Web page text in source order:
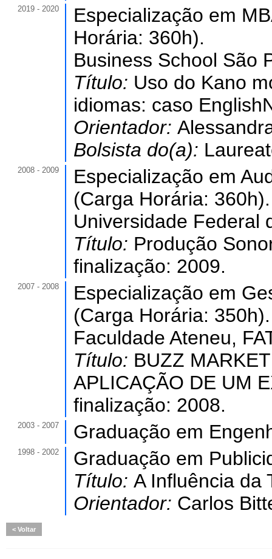
2019 - 2020
Especialização em
Horária: 360h).
Business School São
Título: Uso do Kano
idiomas: caso
Orientador:
Bolsista do(a):
2008 - 2009
Especialização em
(Carga Horária: 360h).
Universidade Federal
Título: Produção
finalização: 2009.
2007 - 2008
Especialização em
(Carga Horária: 350h).
Faculdade Ateneu,
Título: BUZZ
APLICAÇÃO DE UM
finalização: 2008.
2003 - 2007 Graduação em
1998 - 2002
Graduação em
Título: A Influência da
Orientador: Carlos
Voltar